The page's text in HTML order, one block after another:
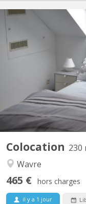
Colocation 230
Wavre
465 € hors charges
il y a 1 jour
maison bourgeoise 3
au 1er et 2ème
ch au 1er, 2 salles de
, 3 chambres 1 salle